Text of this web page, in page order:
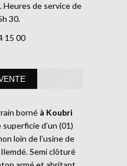
de service de
30.
15 00
borné à Koubri
superficie d’un (01)
loin de l’usine de
Semi clôturé